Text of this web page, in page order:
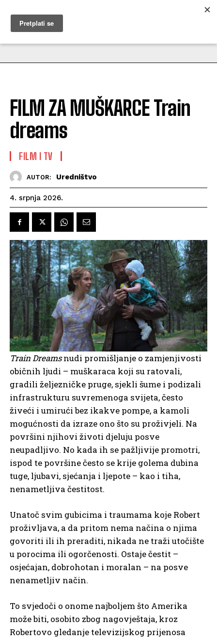
MUŽEVNI BUDITE
FILM ZA MUŠKARCE Train
dreams
FILM I TV
AUTOR: Uredništvo
4. srpnja 2026.
Train Dreamsnudi promišljanje o zamjenjivosti
običnih ljudi – muškaraca koji su ratovali,
gradili željezničke pruge, sjekli šume i podizali
infrastrukturu suvremenoga svijeta, često
živeći i umirući bez ikakve pompe, a kamoli
mogućnosti da izraze ono što su proživjeli. Na
površini njihovi životi djeluju posve
neupadljivo. No kada ih se pažljivije promotri,
ispod te površine često se krije golema dubina
tuge, ljubavi, sjećanja i ljepote – kao i tiha,
nenametljiva čestitost.
Unatoč svim gubicima i traumama koje Robert
proživljava, a da pritom nema načina o njima
govoriti ili ih preraditi, nikada ne traži utočište
u porocima ili ogorčenosti. Ostaje čestit –
osjećajan, dobrohotan i moralan – na posve
nenametljiv način.
To svjedoči o onome najboljem što Amerika
može biti, osobito zbog nagovještaja, kroz
Robertovo gledanje televizijskog prijenosa